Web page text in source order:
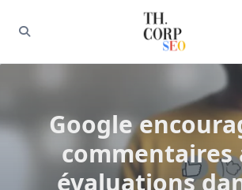
Google
commentaires
évaluations